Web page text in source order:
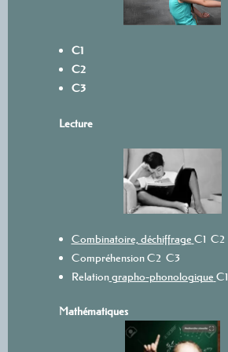
C1
C2
C3
Lecture
Combinatoire, déchiffrage C1 C2
CompréhensionC2 C3
Relationgrapho-phonologique C1
Mathématiques